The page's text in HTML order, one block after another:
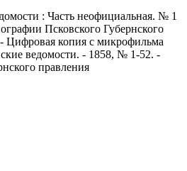
: Часть неофициальная. № 1
Псковского Губернского
Цифровая копия с микрофильма
ведомости. - 1858, № 1-52. -
правления